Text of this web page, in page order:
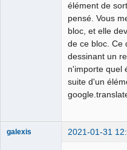
élément de
pensé. Vous
bloc, et elle
de ce bloc. Ce
dessinant un
n'importe quel
suite d'un
galexis 2021-01-31